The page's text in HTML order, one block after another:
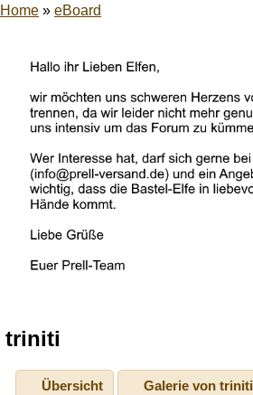
Home » eBoard
triniti
Übersicht Galerie von triniti